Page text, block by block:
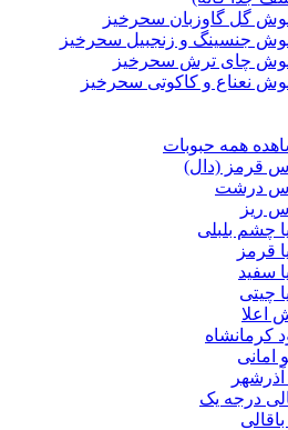
گل گاوزبان سحرخیز
جنسینگ و زنجبیل سحرخیز
چای ترش سحرخیز
نعناع و کاکوتی سحرخیز
همه حبوبات
قرمز (دال)
درشت
ریز
چشم بلبلی
قرمز
سفید
چیتی
اعلا
کرمانشاه
امانی
آذرشهر
درجه یک
باقالی